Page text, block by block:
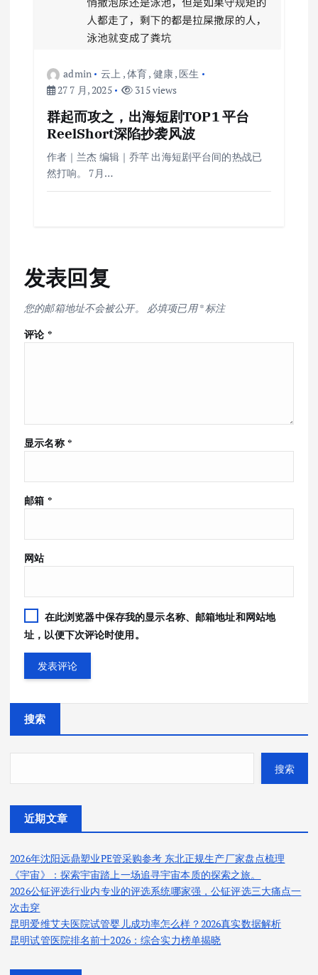
admin 云上 ,体育, 健康, 医生
27 7 月, 2025
315 views
群起而攻之，出海短剧TOP1 平台
ReelShort深陷抄袭风波
作者｜兰杰 编辑｜乔芊 出海短剧平台间的热战已
然打响。 7月…
发表回复
您的邮箱地址不会被公开。 必填项已用*标注
评论 *
显示名称 *
邮箱 *
网站
在此浏览器中保存我的显示名称、邮箱地址和网站地
址，以便下次评论时使用。
搜索
搜索
近期文章
2026年沈阳远鼎塑业PE管采购参考 东北正规生产厂家盘点梳理
《宇宙》：探索宇宙踏上一场追寻宇宙本质的探索之旅。
2026公钲评选行业内专业的评选系统哪家强，公钲评选三大痛点一
次击穿
昆明爱维艾夫医院试管婴儿成功率怎么样？2026真实数据解析
昆明试管医院排名前十2026：综合实力榜单揭晓